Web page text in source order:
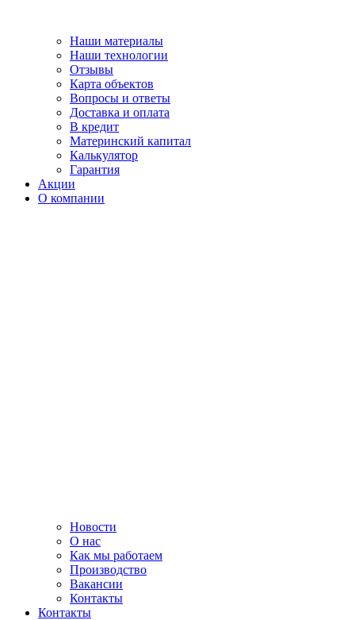
Наши материалы
Наши технологии
Отзывы
Карта объектов
Вопросы и ответы
Доставка и оплата
В кредит
Материнский капитал
Калькулятор
Гарантия
Акции
О компании
Новости
О нас
Как мы работаем
Производство
Вакансии
Контакты
Контакты